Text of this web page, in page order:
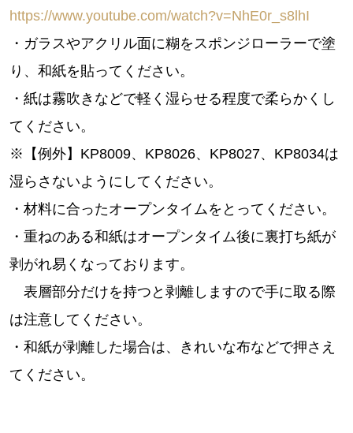
https://www.youtube.com/watch?v=NhE0r_s8lhI
・ガラスやアクリル面に糊をスポンジローラーで塗
り、和紙を貼ってください。
・紙は霧吹きなどで軽く湿らせる程度で柔らかくし
てください。
※【例外】KP8009、KP8026、KP8027、KP8034は
湿らさないようにしてください。
・材料に合ったオープンタイムをとってください。
・重ねのある和紙はオープンタイム後に裏打ち紙が
剥がれ易くなっております。
表層部分だけを持つと剥離しますので手に取る際
は注意してください。
・和紙が剥離した場合は、きれいな布などで押さえ
てください。